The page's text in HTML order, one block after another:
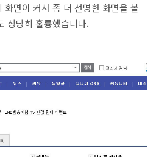
화면이 커서 좀 더 선명한 화면을 볼
상당히 훌륭했습니다.